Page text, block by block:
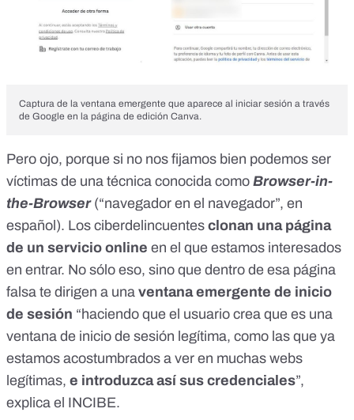
Captura de la ventana emergente que aparece al iniciar sesión a través
de Google en la página de edición Canva.
Pero ojo, porque si no nos fijamos bien podemos ser
víctimas de una técnica conocida como Browser-in-
the-Browser (“navegador en el navegador”, en
español). Los ciberdelincuentes clonan una página
de un servicio online en el que estamos interesados
en entrar. No sólo eso, sino que dentro de esa página
falsa te dirigen a una ventana emergente de inicio
de sesión “haciendo que el usuario crea que es una
ventana de inicio de sesión legítima, como las que ya
estamos acostumbrados a ver en muchas webs
legítimas, e introduzca así sus credenciales”,
explica el INCIBE.